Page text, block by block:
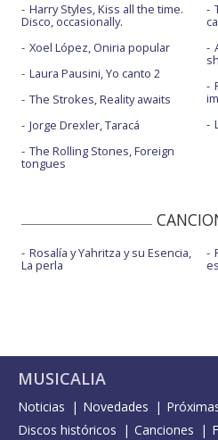
Harry Styles, Kiss all the time.
Disco, occasionally.
Xoel López, Oniria popular
Laura Pausini, Yo canto 2
The Strokes, Reality awaits
Jorge Drexler, Taracá
The Rolling Stones, Foreign
tongues
Rosalía y Yahritza y su Esencia,
La perla
MUSICALIA
Noticias Novedades
Discos históricos
Canciones